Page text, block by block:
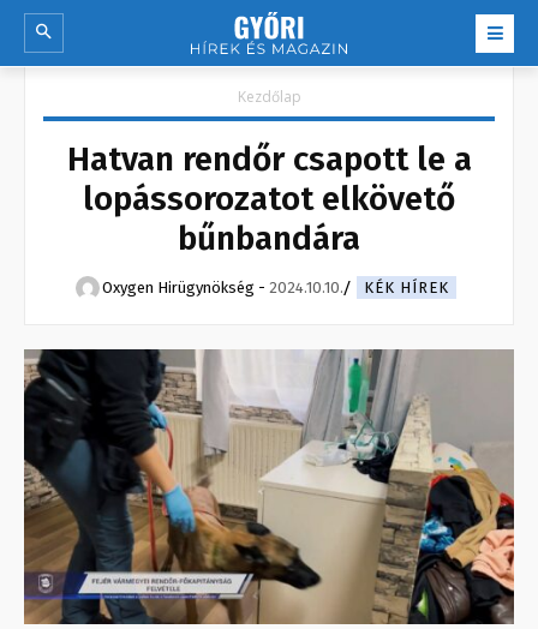
Kezdőlap
Hatvan rendőr csapott le a
lopássorozatot elkövető
bűnbandára
Oxygen Hirügynökség - 2024.10.10. KÉK HÍREK